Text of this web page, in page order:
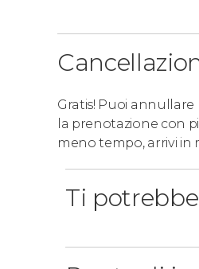
Gratis! Puoi
la prenotazione con
meno tempo, arrivi in
Ti